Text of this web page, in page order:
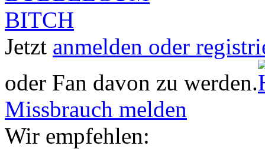
Jetzt anmelden oder
oder Fan davon zu werden.
Missbrauch melden
Wir empfehlen: